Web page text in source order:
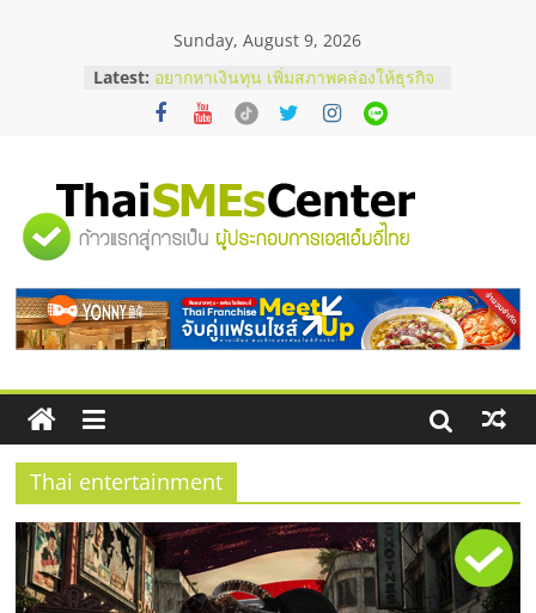
Sunday, August 9, 2026
Latest:
บริษัท Cybersecurity ในไทยที่ไหนดี?
วิธีเลือกผู้ให้บริการให้คุ้มค่าและตอบ
โจทย์ธุรกิจ
อยากหาเงินทุน เพิ่มสภาพคล่องให้ธุรกิจ
บริการน้ำมัน Shell
สัมมนาลงทุน แฟรนไชส์ยอนนี่
ThaiFranchise Meet Up จับคู่แฟรน
ร้านเครื่องเสียงคุณภาพสูง พร้อม
โซลูชันระบบภาพและเสียง
"ศูนย์
รวม
ข้อมูล
ธุรกิจ
SME
แห่ง
Thai entertainment